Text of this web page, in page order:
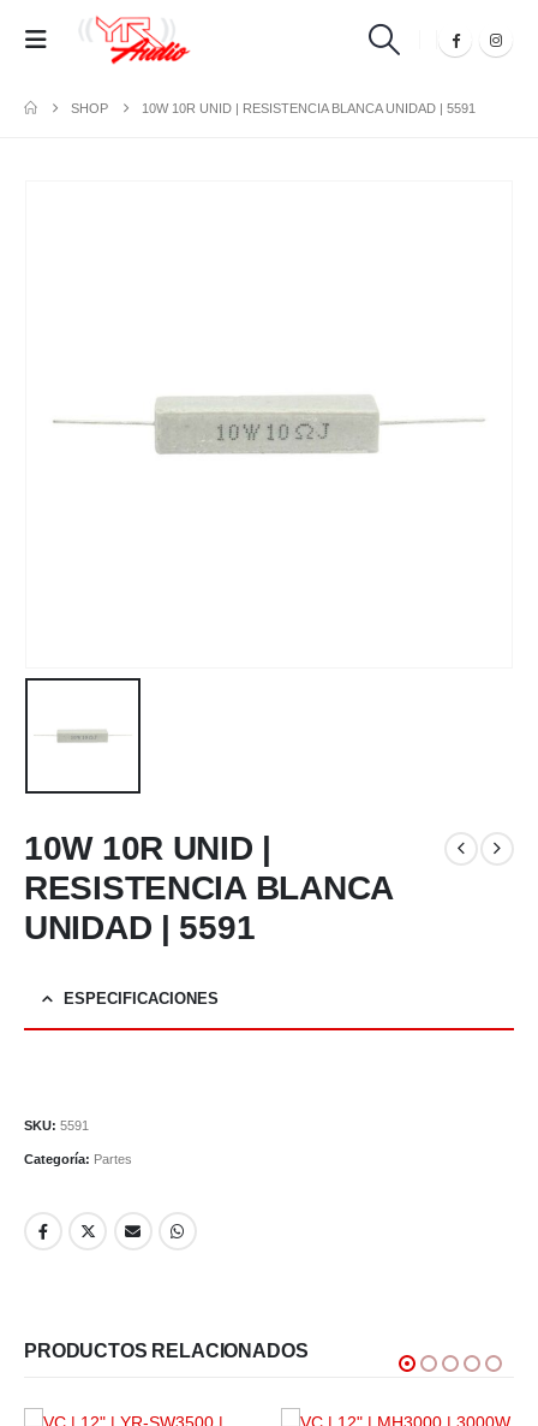
SHOP 10W 10R UNID | RESISTENCIA BLANCA UNIDAD | 5591
10W 10R UNID |
RESISTENCIA BLANCA
UNIDAD | 5591
ESPECIFICACIONES
SKU: 5591
Categoría: Partes
PRODUCTOS RELACIONADOS